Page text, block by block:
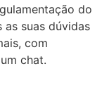
do
as suas dúvidas
com
chat.